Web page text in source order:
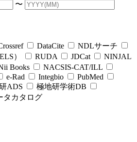
〜
DataCite
NDLサーチ
）
RUDA JDCat
NINJAL
Books
NACSIS-CAT/ILL
e-Rad Integbio
PubMed
ADS
極地研学術DB
タカタログ